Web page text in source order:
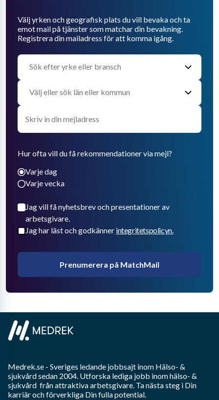
Välj yrken och geografisk plats du vill bevaka och ta
emot mail på tjänster som matchar din bevakning.
Registrera din mailadress för att komma igång.
Hur ofta vill du få rekommendationer via mejl?
Varje dag
Varje vecka
Jag vill få nyhetsbrev och presentationer av
arbetsgivare.
Jag har läst och godkänner integritetspolicyn.
Prenumerera på MatchMail
Medrek.se - Sveriges ledande jobbsajt inom Hälso- &
sjukvårdsedan 2004. Utforska lediga jobb inomhälso- &
sjukvård från attraktiva arbetsgivare. Ta nästa steg i Din
karriär och förverkliga Din fulla potential.